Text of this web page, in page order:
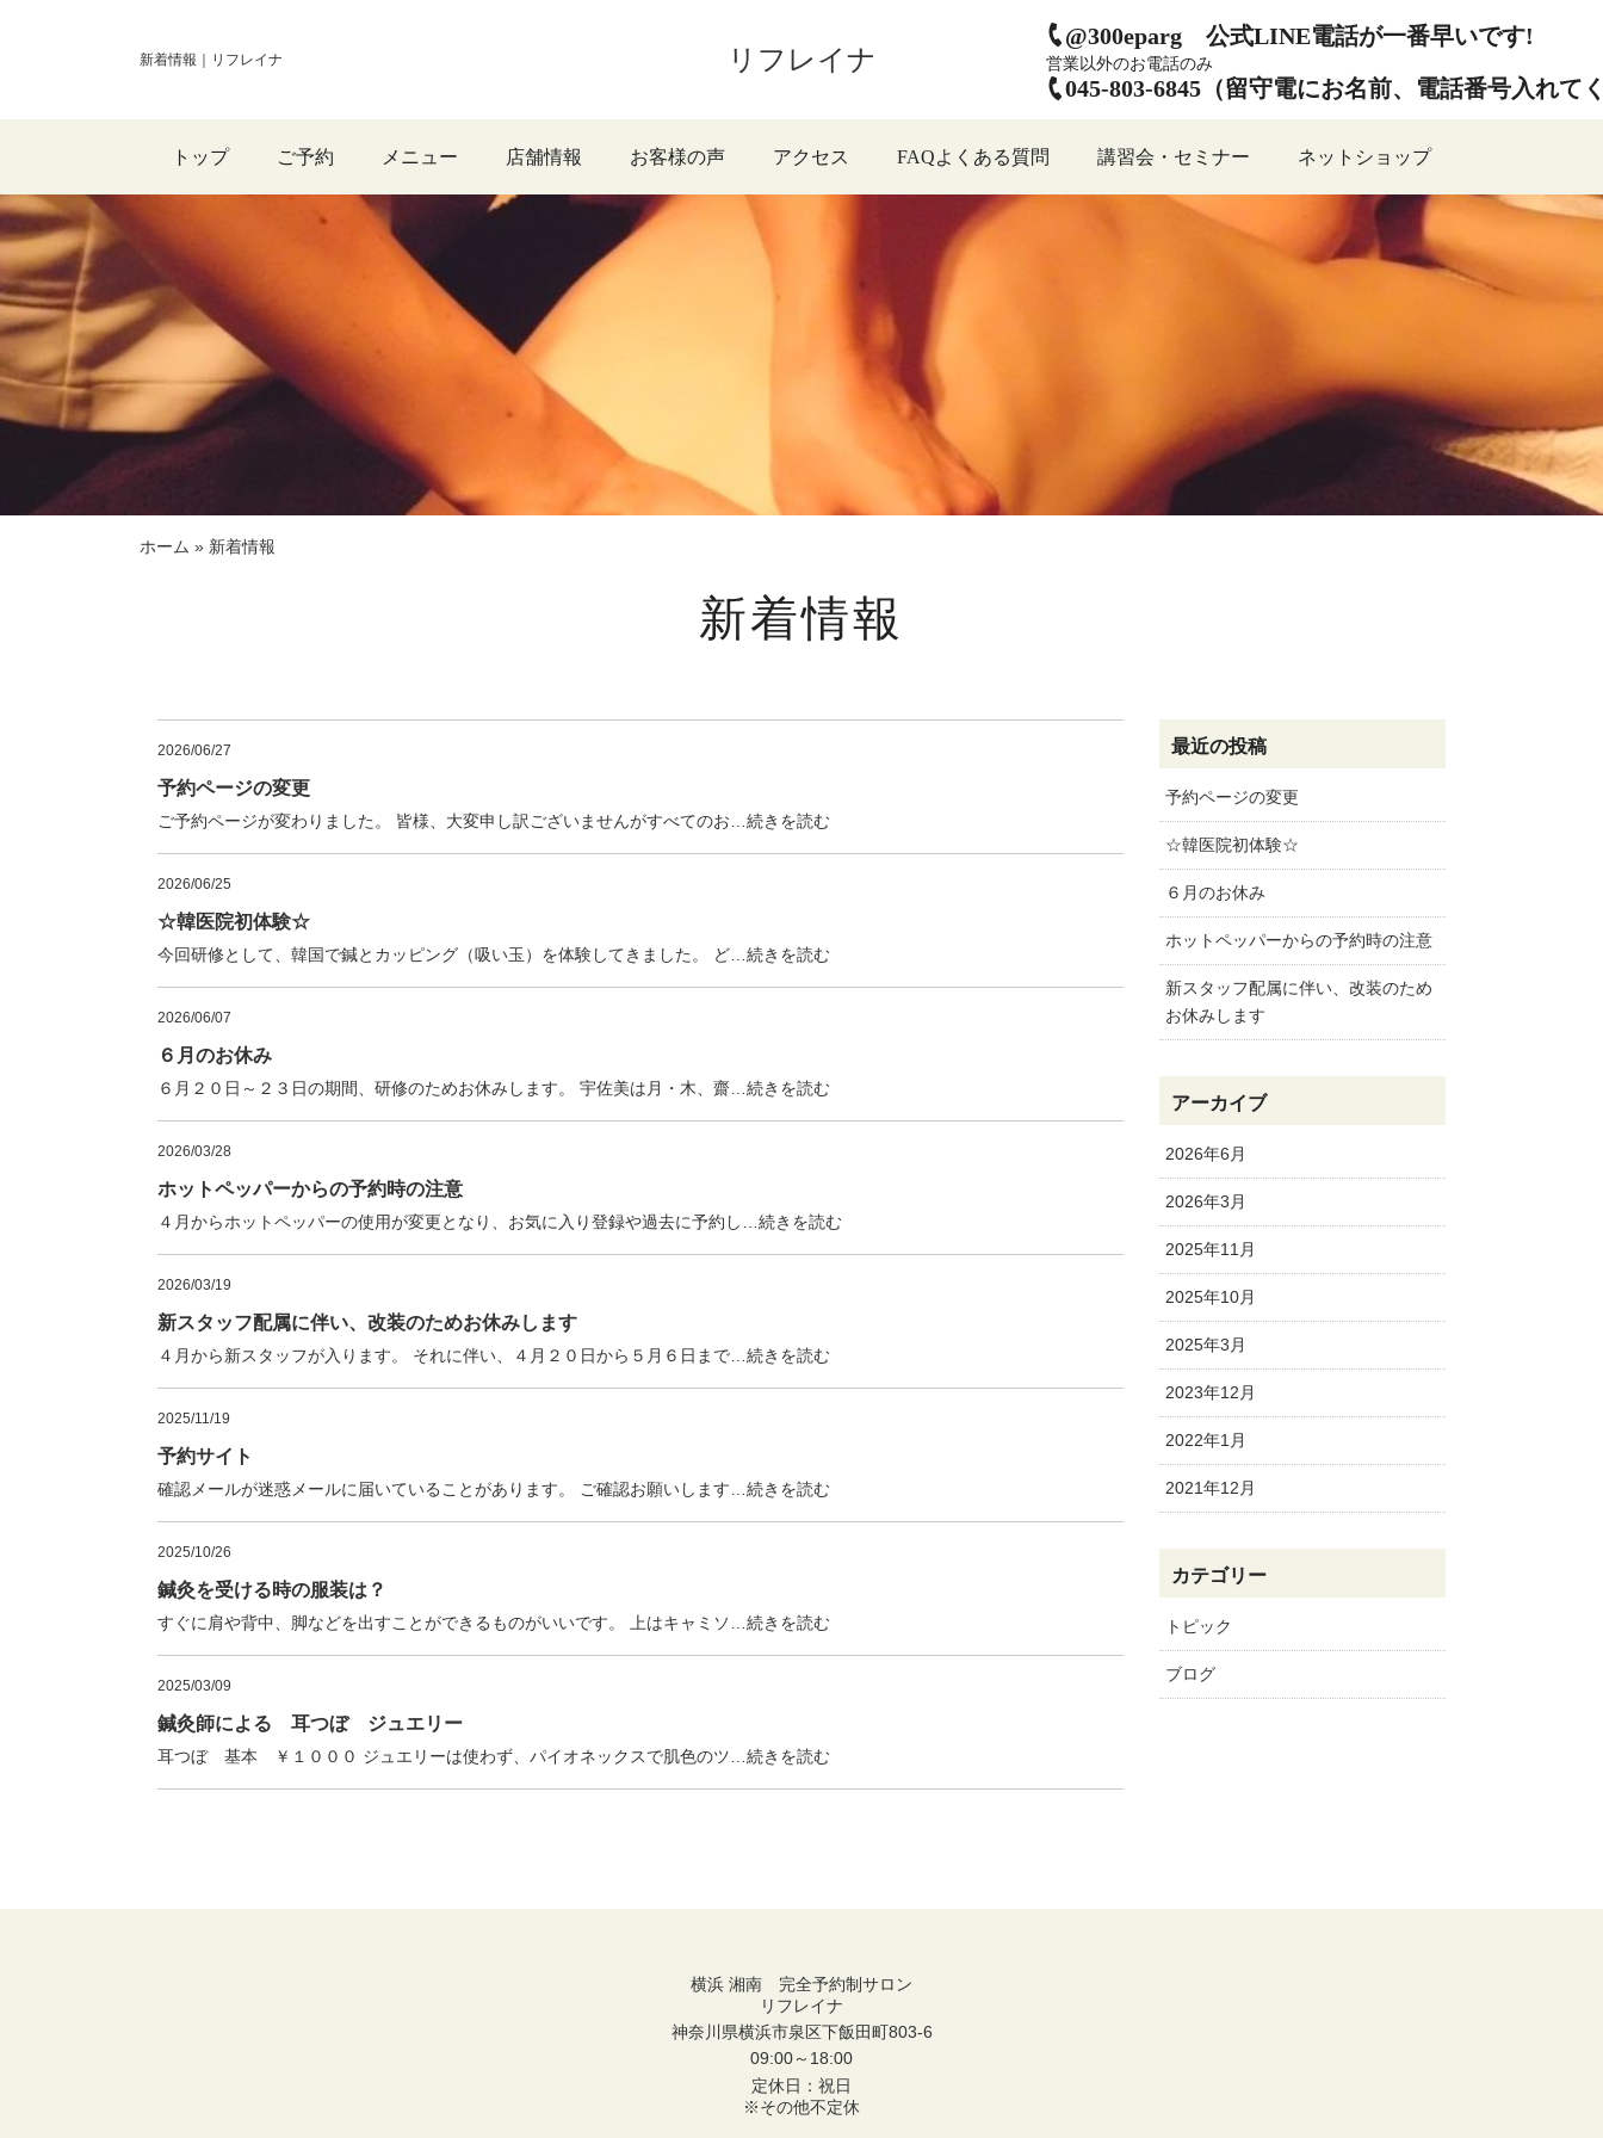
新着情報｜リフレイナ リフレイナ
@300eparg 公式LINE電話が一番早いです!
営業以外のお電話のみ
045-803-6845（留守電にお名前、電話番号入れ
トップ ご予約 メニュー 店舗情報 お客様の声 アクセス FAQよくある質問 講習会・セミナー ネットショップ
ホーム » 新着情報
新着情報
2026/06/27
予約ページの変更
ご予約ページが変わりました。 皆様、大変申し訳ございませんがすべてのお…続きを読む
2026/06/25
☆韓医院初体験☆
今回研修として、韓国で鍼とカッピング（吸い玉）を体験してきました。 ど…続きを読む
2026/06/07
６月のお休み
６月２０日～２３日の期間、研修のためお休みします。 宇佐美は月・木、齋…続きを読む
2026/03/28
ホットペッパーからの予約時の注意
４月からホットペッパーの使用が変更となり、お気に入り登録や過去に予約し…続きを読む
2026/03/19
新スタッフ配属に伴い、改装のためお休みします
４月から新スタッフが入ります。 それに伴い、４月２０日から５月６日まで…続きを読む
2025/11/19
予約サイト
確認メールが迷惑メールに届いていることがあります。 ご確認お願いします…続きを読む
2025/10/26
鍼灸を受ける時の服装は？
すぐに肩や背中、脚などを出すことができるものがいいです。 上はキャミソ…続きを読む
2025/03/09
鍼灸師による 耳つぼ ジュエリー
耳つぼ 基本 ￥１０００ ジュエリーは使わず、パイオネックスで肌色のツ…続きを読む
最近の投稿
予約ページの変更
☆韓医院初体験☆
６月のお休み
ホットペッパーからの予約時の注意
新スタッフ配属に伴い、改装のため
お休みします
アーカイブ
2026年6月
2026年3月
2025年11月
2025年10月
2025年3月
2023年12月
2022年1月
2021年12月
カテゴリー
トピック
ブログ
横浜 湘南 完全予約制サロン
リフレイナ
神奈川県横浜市泉区下飯田町803-6
09:00～18:00
定休日：祝日
※その他不定休